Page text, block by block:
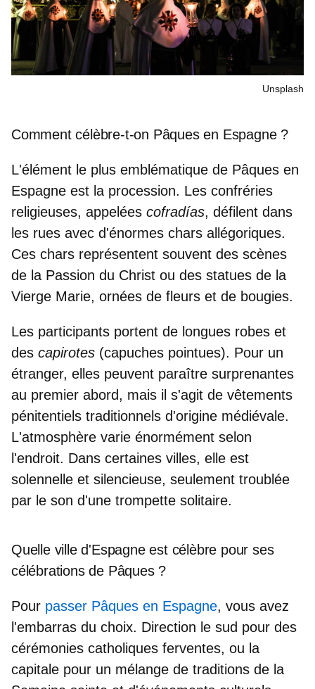
Unsplash
Comment célèbre-t-on Pâques en Espagne ?
L'élément le plus emblématique de Pâques en
Espagne est la procession. Les confréries
religieuses, appelées cofradías, défilent dans
les rues avec d'énormes chars allégoriques.
Ces chars représentent souvent des scènes
de la Passion du Christ ou des statues de la
Vierge Marie, ornées de fleurs et de bougies.
Les participants portent de longues robes et
des capirotes (capuches pointues). Pour un
étranger, elles peuvent paraître surprenantes
au premier abord, mais il s'agit de vêtements
pénitentiels traditionnels d'origine médiévale.
L'atmosphère varie énormément selon
l'endroit. Dans certaines villes, elle est
solennelle et silencieuse, seulement troublée
par le son d'une trompette solitaire.
Quelle ville d'Espagne est célèbre pour ses
célébrations de Pâques ?
Pour passer Pâques en Espagne, vous avez
l'embarras du choix. Direction le sud pour des
cérémonies catholiques ferventes, ou la
capitale pour un mélange de traditions de la